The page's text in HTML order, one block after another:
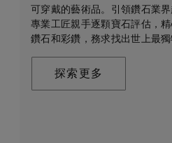
可穿戴的藝術品。引領鑽石業
專業工匠親手逐顆寶石評估，
鑽石和彩鑽，務求找出世上最獨
探索更多
每個階段 —— 從鑽石原石的開
瑰寶 —— 均擁有舉足輕重的獨
示大自然的珍稀寶藏所潛藏的醉
在這趟追尋極致瑰寶的旅程，
和製作過程中的所有人而言，
因此我們致力確保每顆鑽石都
環境帶來長久的正面影響。我們
探索更多
能為您提供度身訂造的購物體
上購物體驗，即可透過私人諮
聯絡我們